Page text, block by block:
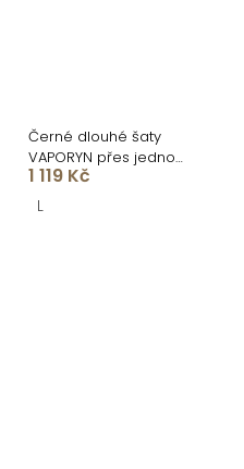
Černé dlouhé šaty
VAPORYN přes jedno
rameno
1 119 Kč
L